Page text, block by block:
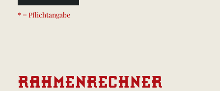
* = Pflichtangabe
RAHMENRECHNER